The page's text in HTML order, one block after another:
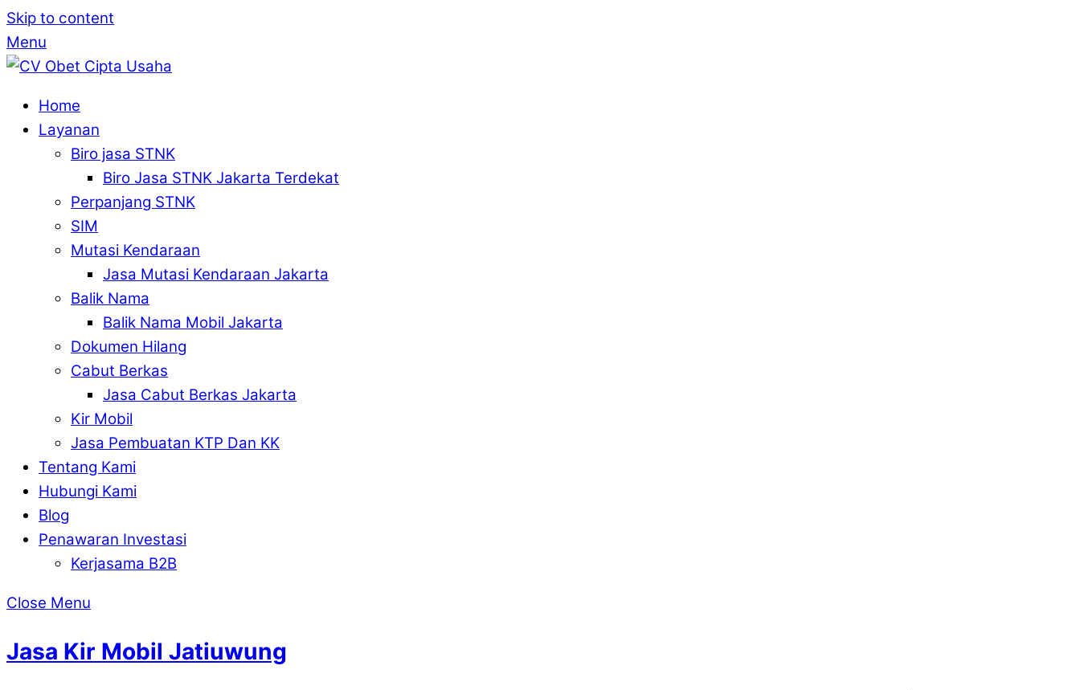
Skip to content
Menu
Home
Layanan
Biro jasa STNK
Biro Jasa STNK Jakarta Terdekat
Perpanjang STNK
SIM
Mutasi Kendaraan
Jasa Mutasi Kendaraan Jakarta
Balik Nama
Balik Nama Mobil Jakarta
Dokumen Hilang
Cabut Berkas
Jasa Cabut Berkas Jakarta
Kir Mobil
Jasa Pembuatan KTP Dan KK
Tentang Kami
Hubungi Kami
Blog
Penawaran Investasi
Kerjasama B2B
Close Menu
Jasa Kir Mobil Jatiuwung